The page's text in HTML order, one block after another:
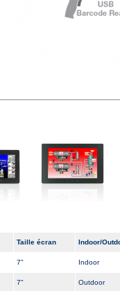
Taille écran Indoor/
7" Indoor
7" Outdoor